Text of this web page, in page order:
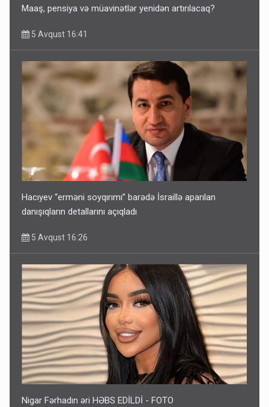
Maaş, pensiya və müavinətlər yenidən artırılacaq?
5 Avqust 16:41
Hacıyev “erməni soyqırımı” barədə İsraillə aparılan
danışıqların detallarını açıqladı
5 Avqust 16:26
Nigar Fərhadın əri HƏBS EDİLDİ - FOTO